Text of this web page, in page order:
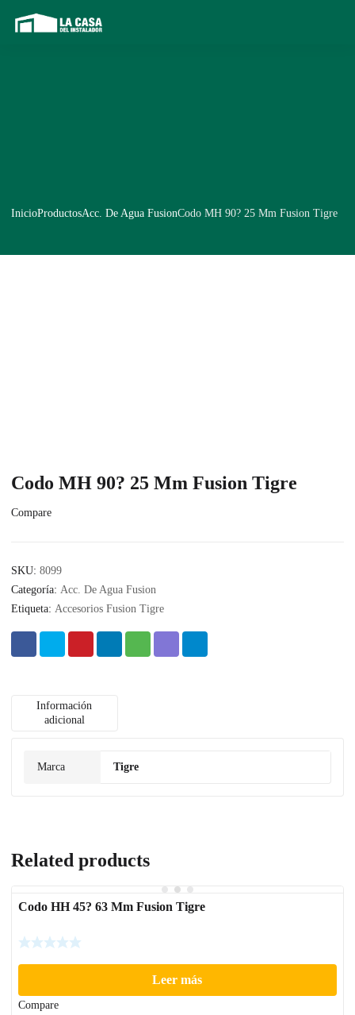
InicioProductosAcc. De Agua FusionCodo MH 90? 25 Mm Fusion Tigre
Codo MH 90? 25 Mm Fusion Tigre
Compare
SKU: 8099
Categoría: Acc. De Agua Fusion
Etiqueta: Accesorios Fusion Tigre
Información
adicional
Marca Tigre
Related products
Codo HH 45? 63 Mm Fusion Tigre
Leer más
Compare